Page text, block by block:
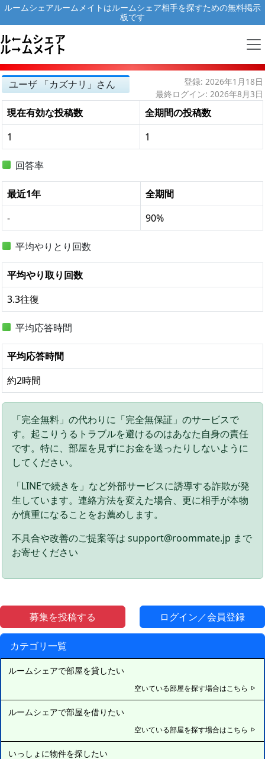
ルームシェアルームメイトはルームシェア相手を探すための無料掲示
板です
募集を投稿する ログイン／会員登録
カテゴリ一覧
ルームシェアで部屋を貸したい
空いている部屋を探す場合はこちら
ルームシェアで部屋を借りたい
空いている部屋を探す場合はこちら
いっしょに物件を探したい
ユーザ 「カズナリ」さん
登録: 2026年1月18日
最終ログイン: 2026年8月3日
現在有効な投稿数
全期間の投稿数
1
1
回答率
最近1年
全期間
-
90%
平均やりとり回数
平均やり取り回数
3.3往復
平均応答時間
平均応答時間
約2時間
「完全無料」の代わりに「完全無保証」のサービスで
す。起こりうるトラブルを避けるのはあなた自身の責任
です。特に、部屋を見ずにお金を送ったりしないように
してください。
「LINEで続きを」など外部サービスに誘導する詐欺が発
生しています。連絡方法を変えた場合、更に相手が本物
か慎重になることをお薦めします。
不具合や改善のご提案等は support@roommate.jp まで
お寄せください